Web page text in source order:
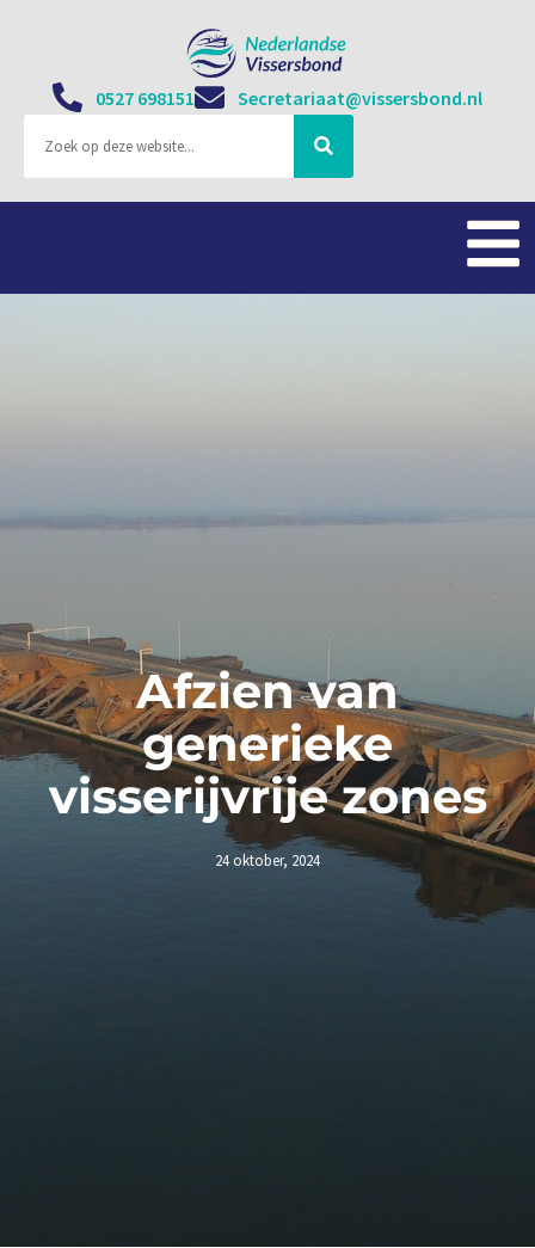
0527 698151 Secretariaat@vissersbond.nl
Afzien van
generieke
visserijvrije zones
24 oktober, 2024